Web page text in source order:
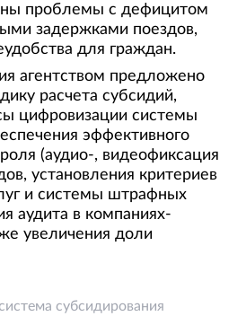
проблемы с дефицитом
задержками поездов,
для граждан.
агентством предложено
расчета субсидий,
цифровизации системы
эффективного
(аудио-, видеофиксация
установления критериев
и системы штрафных
аудита в компаниях-
увеличения доли
субсидирования